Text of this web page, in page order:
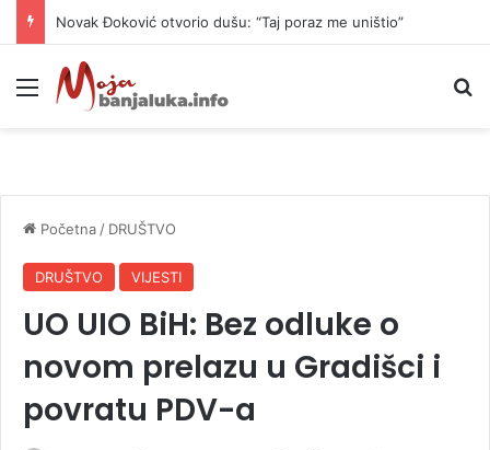
Novak Đoković otvorio dušu: “Taj poraz me uništio”
Meni
Početna / DRUŠTVO
DRUŠTVO VIJESTI
UO UIO BiH: Bez odluke o
novom prelazu u Gradišci i
povratu PDV-a